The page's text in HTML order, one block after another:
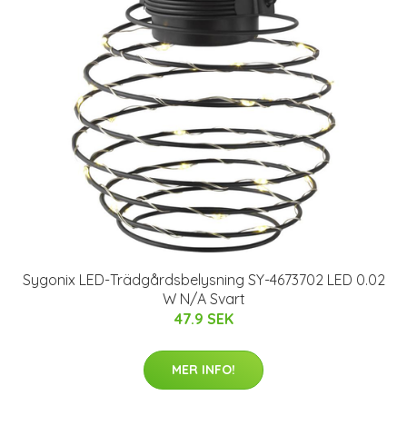
Sygonix LED-Trädgårdsbelysning SY-4673702 LED 0.02
W N/A Svart
47.9 SEK
MER INFO!